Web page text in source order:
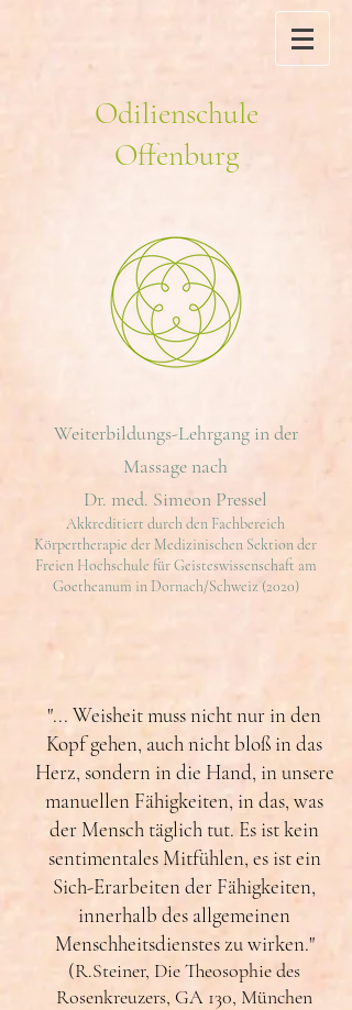
Weiterbildungs-Lehrgang in der
Massage nach
Dr. med. Simeon Pressel
Akkreditiert durch den Fachbereich
Körpertherapie der Medizinischen Sektion der
Freien Hochschule für Geisteswissenschaft am
Goetheanum in Dornach/Schweiz (2020)
Odilienschule
Offenburg
"... Weisheit muss nicht nur in den
Kopf gehen, auch nicht bloß in das
Herz, sondern in die Hand, in unsere
manuellen Fähigkeiten, in das, was
der Mensch täglich tut. Es ist kein
sentimentales Mitfühlen, es ist ein
Sich-Erarbeiten der Fähigkeiten,
innerhalb des allgemeinen
Menschheitsdienstes zu wirken."
(R.Steiner, Die Theosophie des
Rosenkreuzers, GA 130, München